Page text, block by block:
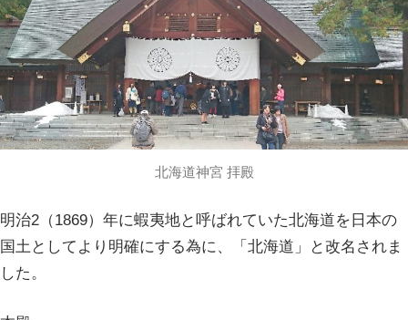
北海道神宮 拝殿
明治2（1869）年に蝦夷地と呼ばれていた北海道を日本の
国土としてより明確にする為に、「北海道」と改名されま
した。